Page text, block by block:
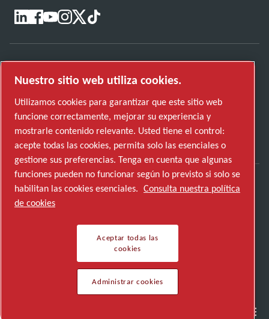
Descubre cómo Atlas Copco Group impulsa la
tecnología que transforma el futuro.
Visita la web de Atlas Copco Group
Parte de Atlas Copco Group
Nuestro sitio web utiliza cookies.
Utilizamos cookies para garantizar que este sitio web
funcione correctamente, mejorar su experiencia y
mostrarle contenido relevante. Usted tiene el control:
acepte todas las cookies, permita solo las esenciales o
gestione sus preferencias. Tenga en cuenta que algunas
funciones pueden no funcionar según lo previsto si solo se
habilitan las cookies esenciales. Consulta nuestra política
de cookies
Aceptar todas las
cookies
Administrar cookies